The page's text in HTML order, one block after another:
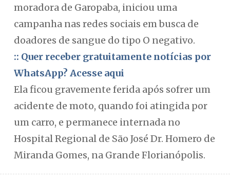
moradora de Garopaba, iniciou uma
campanha nas redes sociais em busca de
doadores de sangue do tipo O negativo.
:: Quer receber gratuitamente notícias por
WhatsApp? Acesse aqui
Ela ficou gravemente ferida após sofrer um
acidente de moto, quando foi atingida por
um carro, e permanece internada no
Hospital Regional de São José Dr. Homero de
Miranda Gomes, na Grande Florianópolis.